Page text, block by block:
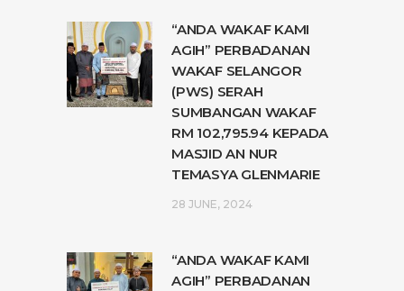
“ANDA WAKAF KAMI
AGIH” PERBADANAN
WAKAF SELANGOR
(PWS) SERAH
SUMBANGAN WAKAF
RM 102,795.94 KEPADA
MASJID AN NUR
TEMASYA GLENMARIE
28 JUNE, 2024
“ANDA WAKAF KAMI
AGIH” PERBADANAN